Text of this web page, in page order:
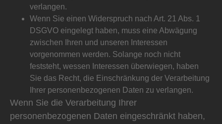
verlangen.
Wenn Sie einen Widerspruch nach Art. 21 Abs. 1
DSGVO eingelegt haben, muss eine Abwägung
zwischen Ihren und unseren Interessen
vorgenommen werden. Solange noch nicht
feststeht, wessen Interessen überwiegen, haben
Sie das Recht, die Einschränkung der Verarbeitung
Ihrer personenbezogenen Daten zu verlangen.
Wenn Sie die Verarbeitung Ihrer
personenbezogenen Daten eingeschränkt haben,